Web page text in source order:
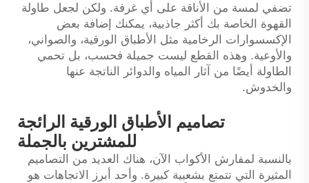
تضفي لمسة من الأناقة على أي غرفة. ولكن لجعل طاولة
القهوة الخاصة بك أكثر جاذبية، يمكنك إضافة بعض
الإكسسوارات الرخامية مثل الأطباق الورقية، والصواني،
والأوعية. وهذه القطع ليست جميلة فحسب، بل تحمي
الطاولة أيضًا من آثار المياه والدوائر الناتجة عنها
والخدوش.
تصاميم الأطباق الورقية الرائجة
للمشترين بالجملة
بالنسبة لمفارش الأكواب الآن، هناك العديد من التصاميم
المثيرة التي تتمتع بشعبية كبيرة. وأحد أبرز الاتجاهات هو